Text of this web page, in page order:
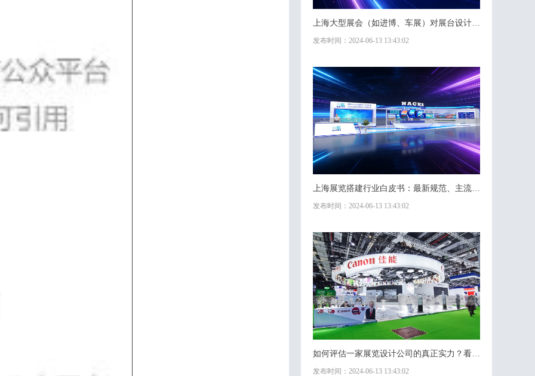
上海大型展会（如进博、车展）对展台设计搭建的特殊要求
发布时间：2024-06-13 13:43:02
上海展览搭建行业白皮书：最新规范、主流工艺与成本解析
发布时间：2024-06-13 13:43:02
如何评估一家展览设计公司的真正实力？看这4个维度
发布时间：2024-06-13 13:43:02